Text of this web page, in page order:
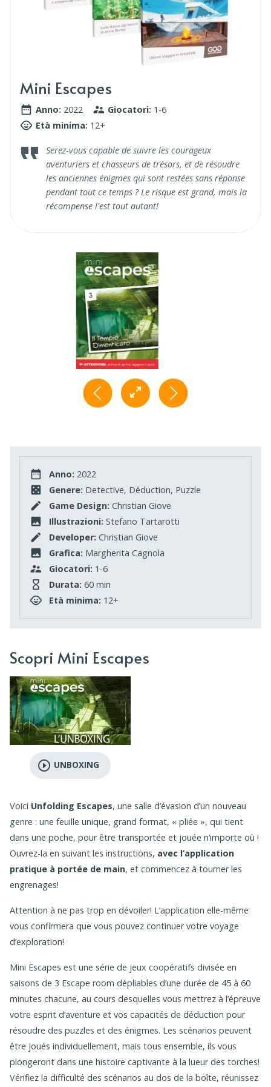
Mini Escapes
Anno: 2022 Giocatori: 1-6
Età minima: 12+
Serez-vous capable de suivre les courageux
aventuriers et chasseurs de trésors, et de résoudre
les anciennes énigmes qui sont restées sans réponse
pendant tout ce temps ? Le risque est grand, mais la
récompense l'est tout autant!
Anno: 2022
Genere: Detective, Déduction, Puzzle
Game Design: Christian Giove
Illustrazioni: Stefano Tartarotti
Developer: Christian Giove
Grafica: Margherita Cagnola
Giocatori: 1-6
Durata: 60 min
Età minima: 12+
Scopri Mini Escapes
play_circle_outline UNBOXING
Voici Unfolding Escapes, une salle d’évasion d’un nouveau
genre : une feuille unique, grand format, « pliée », qui tient
dans une poche, pour être transportée et jouée n’importe où !
Ouvrez-la en suivant les instructions, avec l’application
pratique à portée de main, et commencez à tourner les
engrenages!
Attention à ne pas trop en dévoiler! L’application elle-même
vous confirmera que vous pouvez continuer votre voyage
d’exploration!
Mini Escapes est une série de jeux coopératifs divisée en
saisons de 3 Escape room dépliables d’une durée de 45 à 60
minutes chacune, au cours desquelles vous mettrez à l’épreuve
votre esprit d’aventure et vos capacités de déduction pour
résoudre des puzzles et des énigmes. Les scénarios peuvent
être joués individuellement, mais tous ensemble, ils vous
plongeront dans une histoire captivante à la lueur des torches!
Vérifiez la difficulté des scénarios au dos de la boîte, réunissez